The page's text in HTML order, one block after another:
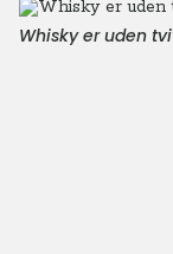
Whisky er uden